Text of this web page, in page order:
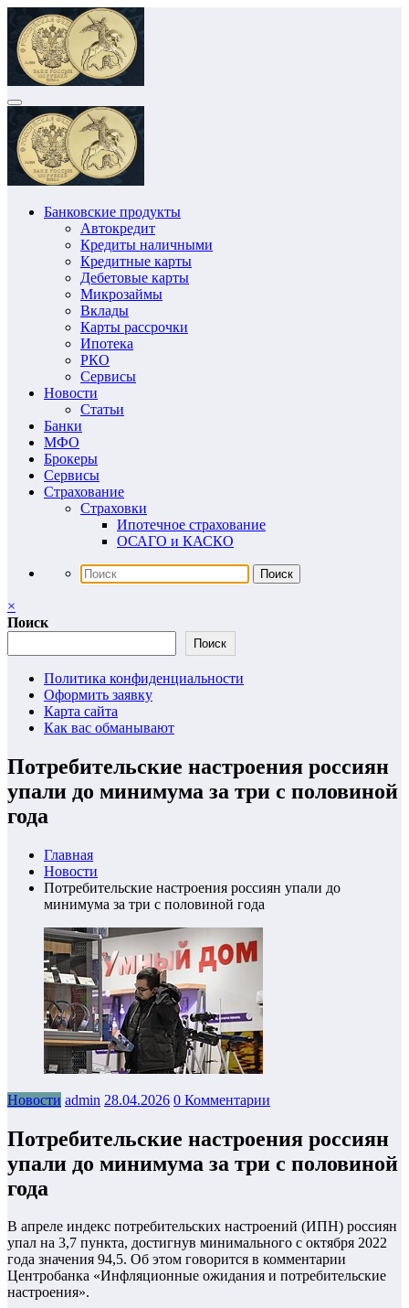
Перейти
содержимому
Банковские продукты
Автокредит
Кредиты наличными
Кредитные карты
Дебетовые карты
Микрозаймы
Вклады
Карты рассрочки
Ипотека
РКО
Сервисы
Новости
Статьи
Банки
МФО
Брокеры
Сервисы
Страхование
Страховки
Ипотечное страхование
ОСАГО и КАСКО
×
Поиск
Поиск
Политика конфиденциальности
Оформить заявку
Карта сайта
Как вас обманывают
Потребительские настроения россиян
упали до минимума за три с половиной
года
Главная
Новости
Потребительские настроения россиян упали до
минимума за три с половиной года
Новости admin 28.04.2026 0 Комментарии
Потребительские настроения россиян
упали до минимума за три с половиной
года
В апреле индекс потребительских настроений (ИПН) россиян
упал на 3,7 пункта, достигнув минимального с октября 2022
года значения 94,5. Об этом говорится в комментарии
Центробанка «Инфляционные ожидания и потребительские
настроения».